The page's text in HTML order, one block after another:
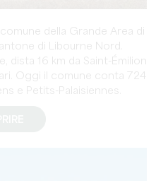
della Grande Area di
di Libourne Nord.
dista 16 km da Saint-Émilion
Oggi il comune conta 724
e Petits-Palaisiennes.